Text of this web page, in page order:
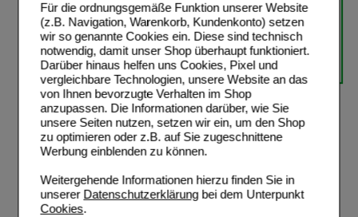
Für die ordnungsgemäße Funktion unserer Website
(z.B. Navigation, Warenkorb, Kundenkonto) setzen
wir so genannte Cookies ein. Diese sind technisch
notwendig, damit unser Shop überhaupt funktioniert.
Darüber hinaus helfen uns Cookies, Pixel und
vergleichbare Technologien, unsere Website an das
von Ihnen bevorzugte Verhalten im Shop
anzupassen. Die Informationen darüber, wie Sie
unsere Seiten nutzen, setzen wir ein, um den Shop
zu optimieren oder z.B. auf Sie zugeschnittene
Werbung einblenden zu können.
Weitergehende Informationen hierzu finden Sie in
unserer Datenschutzerklärungbei dem Unterpunkt
Cookies.